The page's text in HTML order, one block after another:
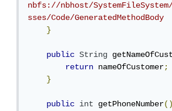
nbfs://nbhost/
sses/Code/GeneratedMethodBody
}
public String
return nameOfCustomer;
}
public int getPhoneNumber()